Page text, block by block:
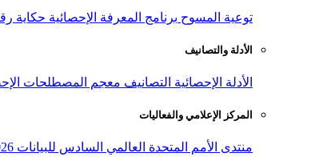
توعية المسوح برنامج المعرفة الإحصائية حكاية
الأدلة والتصانيف
الأدلة الإحصائية التصانيف معجم المصطلحات
المركز الإعلامي والفعاليات
منتدى الأمم المتحدة العالمي السادس للبيانات 2026